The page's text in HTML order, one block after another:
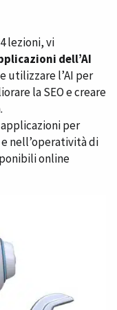
lezioni, vi
dell’AI
utilizzare l’AI per
la SEO e creare
per
nell’operatività di
online